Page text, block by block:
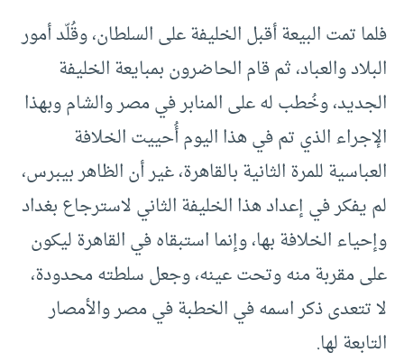
فلما تمت البيعة أقبل الخليفة على السلطان، وقُلّد أمور
البلاد والعباد، ثم قام الحاضرون بمبايعة الخليفة
الجديد، وخُطب له على المنابر في مصر والشام وبهذا
الإجراء الذي تم في هذا اليوم أُحييت الخلافة
العباسية للمرة الثانية بالقاهرة، غير أن الظاهر بيبرس،
لم يفكر في إعداد هذا الخليفة الثاني لاسترجاع بغداد
وإحياء الخلافة بها، وإنما استبقاه في القاهرة ليكون
على مقربة منه وتحت عينه، وجعل سلطته محدودة،
لا تتعدى ذكر اسمه في الخطبة في مصر والأمصار
التابعة لها.